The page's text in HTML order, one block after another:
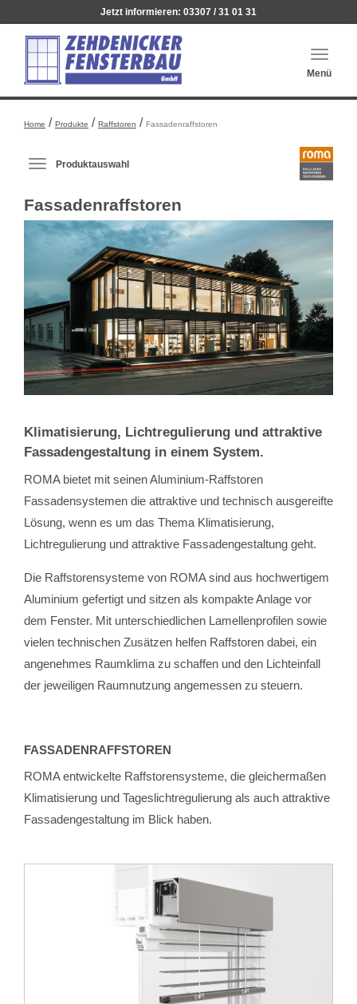
Jetzt informieren: 03307 / 31 01 31
Menü
Home / Produkte / Raffstoren / Fassadenraffstoren
Produktauswahl-
ausklappen
Produktauswahl
Fassadenraffstoren
Klimatisierung, Lichtregulierung und attraktive
Fassadengestaltung in einem System.
ROMA bietet mit seinen Aluminium-Raffstoren
Fassadensystemen die attraktive und technisch ausgereifte
Lösung, wenn es um das Thema Klimatisierung,
Lichtregulierung und attraktive Fassadengestaltung geht.
Die Raffstorensysteme von ROMA sind aus hochwertigem
Aluminium gefertigt und sitzen als kompakte Anlage vor
dem Fenster. Mit unterschiedlichen Lamellenprofilen sowie
vielen technischen Zusätzen helfen Raffstoren dabei, ein
angenehmes Raumklima zu schaffen und den Lichteinfall
der jeweiligen Raumnutzung angemessen zu steuern.
FASSADENRAFFSTOREN
ROMA entwickelte Raffstorensysteme, die gleichermaßen
Klimatisierung und Tageslicht­regulierung als auch attraktive
Fassadengestaltung im Blick haben.